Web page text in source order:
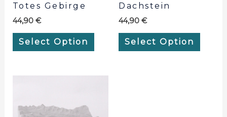
Totes Gebirge
44,90 €
Select Option
Dachstein
44,90 €
Select Option